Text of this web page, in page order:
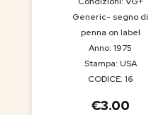
Generic- segno di
penna on label
Anno: 1975
Stampa: USA
CODICE: 16
€3.00